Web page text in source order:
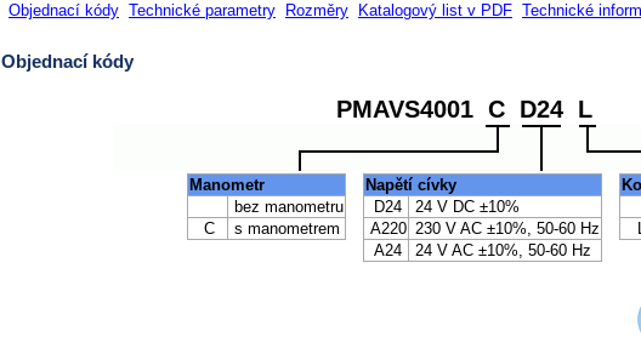
Objednací kódy Technické parametry Rozměry Katalogový list v PDF Technické
Objednací kódy
PMAVS4001 C D24 L
Manometr
bez manometru
C
s manometrem
Napětí cívky
D24
24 V DC ±10%
A220 230 V AC ±10%, 50-60 Hz
A24
24 V AC ±10%, 50-60 Hz